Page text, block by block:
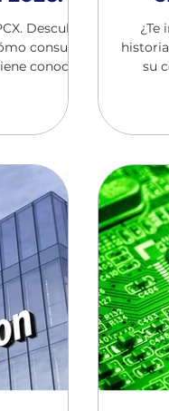
Descubre
consultar
conocer.
¿Te
su